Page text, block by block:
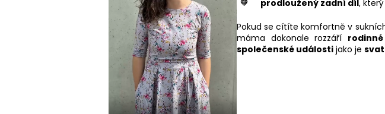
prodloužený zadní díl,
Pokud se cítíte komfortně v
máma dokonale rozzáří
společenské události jako je